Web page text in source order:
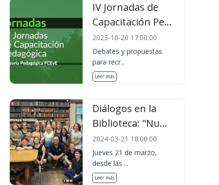
IV Jornadas de
Capacitación Pe...
2023-10-20 17:00:00
Debates y propuestas
para recr...
Leer más
Diálogos en la
Biblioteca: "Nu...
2024-03-21 18:00:00
Jueves 21 de marzo,
desde las ...
Leer más